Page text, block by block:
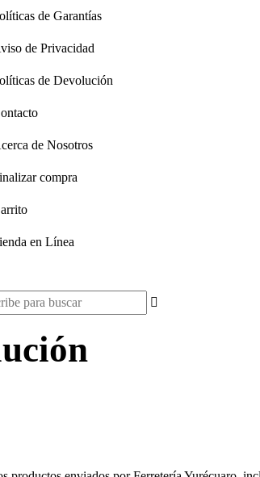
de Garantías
de Privacidad
de Devolución
de Nosotros
compra
en Línea